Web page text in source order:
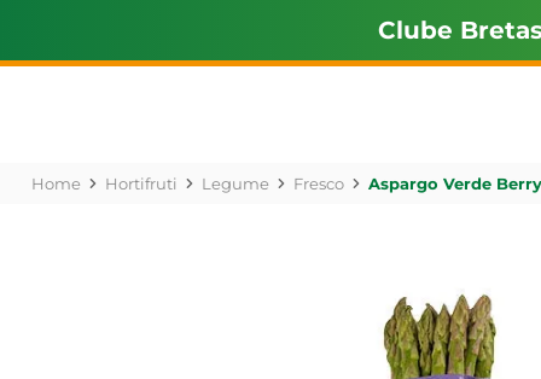
Clube Bretas
Hortifruti Legume Fresco Aspargo Verde